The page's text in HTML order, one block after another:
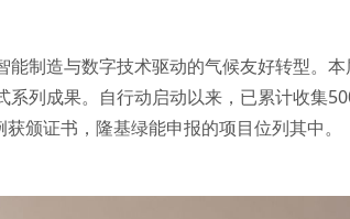
制造与数字技术驱动的气候友好转型。
列成果。自行动启动以来，已累计收集
颁证书，隆基绿能申报的项目位列其中。